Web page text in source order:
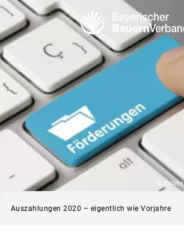
©
Auszahlungen 2020 – eigentlich wie Vorjahre